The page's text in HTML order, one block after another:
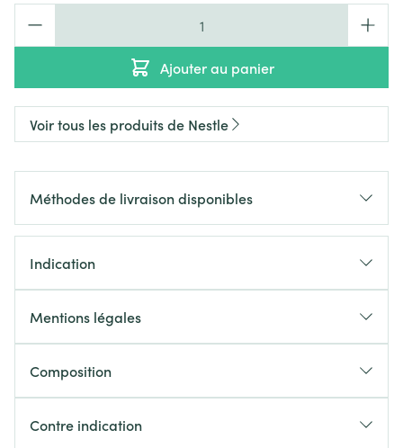
Ajouter au panier
Voir tous les produits de Nestle
Méthodes de livraison disponibles
Indication
Mentions légales
Composition
Contre indication